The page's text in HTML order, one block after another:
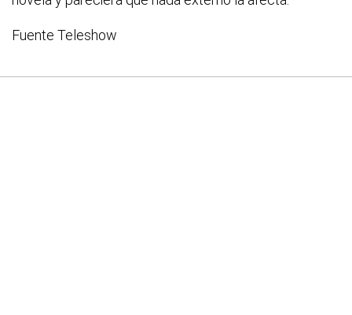
Fuente Teleshow